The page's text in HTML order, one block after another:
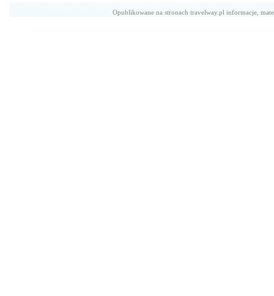
Opublikowane na stronach travelway.pl informacje,